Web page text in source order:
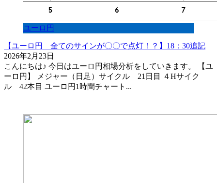
ユーロ円
【ユーロ円 全てのサインが〇〇で点灯！？】18：30追記
2026年2月23日
こんにちは♪ 今日はユーロ円相場分析をしていきます。 【ユ
ーロ円】 メジャー（日足）サイクル 21日目 ４Hサイク
ル 42本目 ユーロ円1時間チャート...